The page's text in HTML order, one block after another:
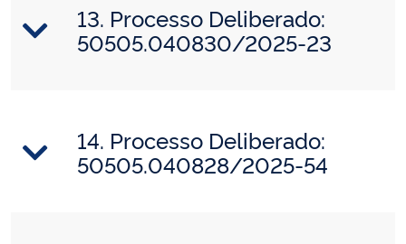
13. Processo Deliberado:
50505.040830/2025-23
14. Processo Deliberado:
50505.040828/2025-54